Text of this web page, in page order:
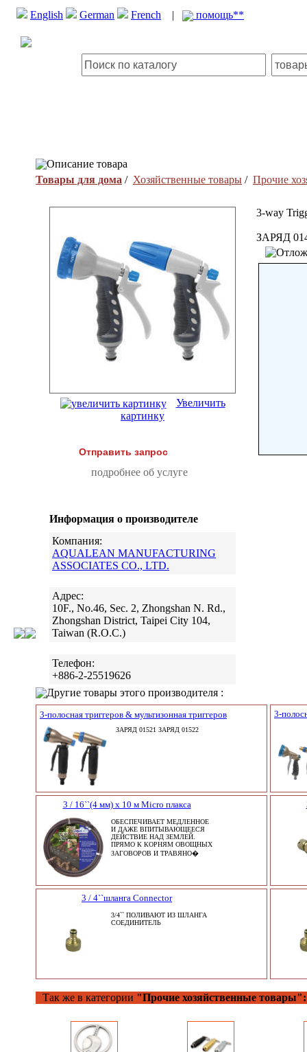
English German French | помощь**
Описание товара
Товары для дома / Хозяйственные товары / Прочие
Увеличить
картинку
Отправить запрос
подробнее об услуге
Информация о производителе
Компания:
AQUALEAN MANUFACTURING
ASSOCIATES CO., LTD.
Адрес:
10F., No.46, Sec. 2, Zhongshan N. Rd.,
Zhongshan District, Taipei City 104,
Taiwan (R.O.C.)
Телефон:
+886-2-25519626
3-way
ЗАРЯД
Другие товары этого производителя :
3-полосная триггеров & мультизонная триггеров
ЗАРЯД 01521 ЗАРЯД 01522
3-
3 / 16``(4 мм) х 10 м Micro плакса
ОБЕСПЕЧИВАЕТ МЕДЛЕННОЕ
И ДАЖЕ ВПИТЫВАЮЩЕЕСЯ
ДЕЙСТВИЕ НАД ЗЕМЛЕЙ.
ПРЯМО К КОРНЯМ ОВОЩНЫХ
ЗАГОВОРОВ И ТРАВЯНО�
3 / 4``шланга Connector
3/4`` ПОЛИВАЮТ ИЗ ШЛАНГА
СОЕДИНИТЕЛЬ
Так же в категории "Прочие хозяйственные товары":